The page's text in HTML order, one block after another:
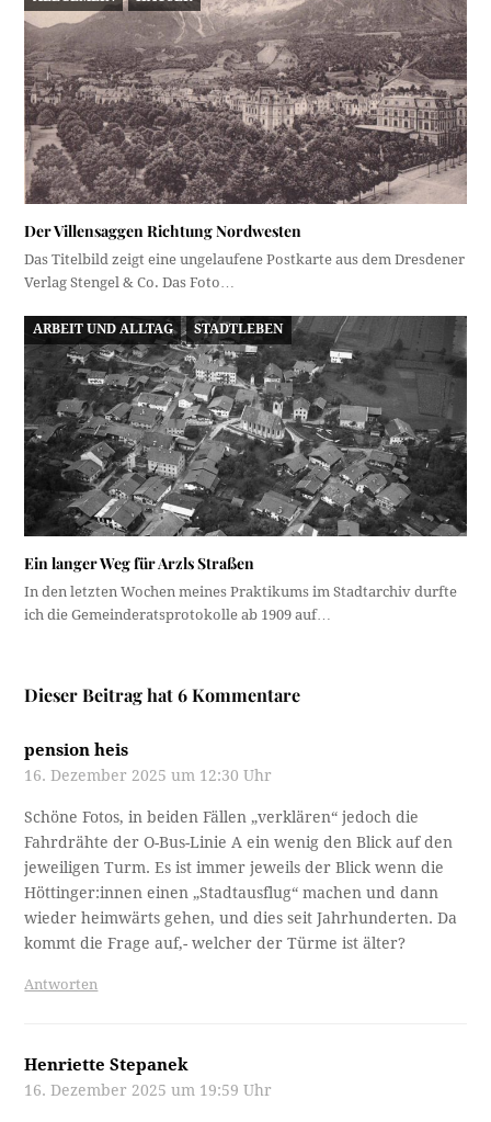
Der Villensaggen Richtung Nordwesten
Das Titelbild zeigt eine ungelaufene Postkarte aus dem Dresdener
Verlag Stengel & Co. Das Foto…
ARBEIT UND ALLTAG STADTLEBEN
Ein langer Weg für Arzls Straßen
In den letzten Wochen meines Praktikums im Stadtarchiv durfte
ich die Gemeinderatsprotokolle ab 1909 auf…
Dieser Beitrag hat 6 Kommentare
pension heis
16. Dezember 2025 um 12:30 Uhr
Schöne Fotos, in beiden Fällen „verklären“ jedoch die
Fahrdrähte der O-Bus-Linie A ein wenig den Blick auf den
jeweiligen Turm. Es ist immer jeweils der Blick wenn die
Höttinger:innen einen „Stadtausflug“ machen und dann
wieder heimwärts gehen, und dies seit Jahrhunderten. Da
kommt die Frage auf,- welcher der Türme ist älter?
Antworten
Henriette Stepanek
16. Dezember 2025 um 19:59 Uhr